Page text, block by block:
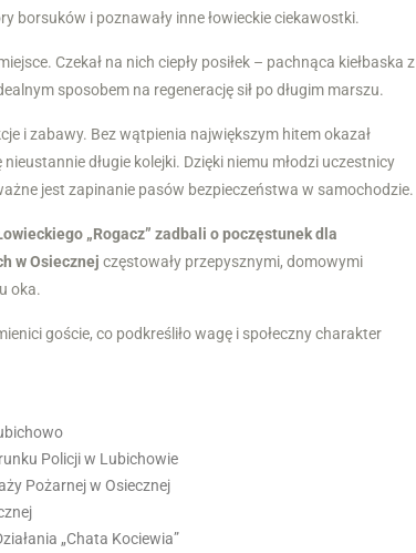
borsuków i poznawały inne łowieckie ciekawostki.
Czekał na nich ciepły posiłek – pachnąca kiełbaska z
sposobem na regenerację sił po długim marszu.
i zabawy. Bez wątpienia największym hitem okazał
długie kolejki. Dzięki niemu młodzi uczestnicy
jest zapinanie pasów bezpieczeństwa w samochodzie.
„Rogacz” zadbali o poczęstunek dla
w Osiecznej częstowały przepysznymi, domowymi
oka.
goście, co podkreśliło wagę i społeczny charakter
Policji w Lubichowie
Pożarnej w Osiecznej
„Chata Kociewia”